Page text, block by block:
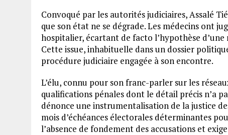
Convoqué par les autorités judiciaires, Assalé
que son état ne se dégrade. Les médecins ont
hospitalier, écartant de facto l’hypothèse
Cette issue, inhabituelle dans un dossier
procédure judiciaire engagée à son encontre.
L’élu, connu pour son franc-parler sur les
qualifications pénales dont le détail précis n’a
dénonce une instrumentalisation de la justice
mois d’échéances électorales déterminantes
l’absence de fondement des accusations et